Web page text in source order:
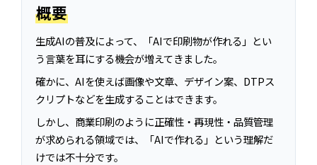
概要
生成AIの普及によって、「AIで印刷物が作れる」とい
う言葉を耳にする機会が増えてきました。
確かに、AIを使えば画像や文章、デザイン案、DTPス
クリプトなどを生成することはできます。
しかし、商業印刷のように正確性・再現性・品質管理
が求められる領域では、「AIで作れる」という理解だ
けでは不十分です。